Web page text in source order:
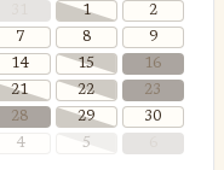
1
2
7 8
9
14 15
16
21 22
23
28 29
30
4 5